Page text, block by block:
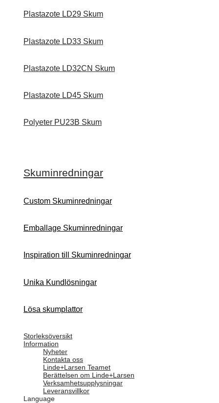
Plastazote LD29 Skum
Plastazote LD33 Skum
Plastazote LD32CN Skum
Plastazote LD45 Skum
Polyeter PU23B Skum
Skuminredningar
Custom Skuminredningar
Emballage Skuminredningar
Inspiration till Skuminredningar
Unika Kundlösningar
Lösa skumplattor
Storleksöversikt
Information
Nyheter
Kontakta oss
Linde+Larsen Teamet
Berättelsen om Linde+Larsen
Verksamhetsupplysningar
Leveransvillkor
Language